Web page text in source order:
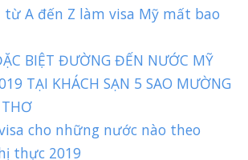
A đến Z làm visa Mỹ mất bao
BIỆT ĐƯỜNG ĐẾN NƯỚC MỸ
TẠI KHÁCH SẠN 5 SAO MƯỜNG
cho những nước nào theo
thực 2019